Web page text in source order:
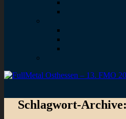
Schlagwort-